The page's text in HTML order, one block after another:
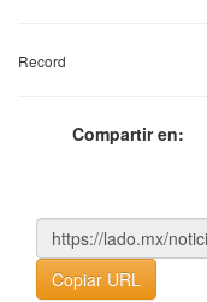
Record
Compartir en:
Copiar URL